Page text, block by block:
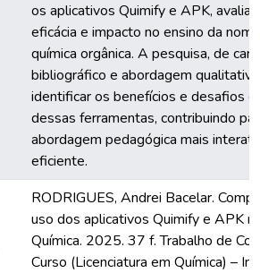
os aplicativos Quimify e APK,
eficácia e impacto no ensino da
química orgânica. A pesquisa, de
bibliográfico e abordagem
identificar os benefícios e desafios
dessas ferramentas, contribuindo
abordagem pedagógica mais
eficiente.
RODRIGUES, Andrei Bacelar.
uso dos aplicativos Quimify e APK
Química. 2025. 37 f. Trabalho de
Curso (Licenciatura em Química) –